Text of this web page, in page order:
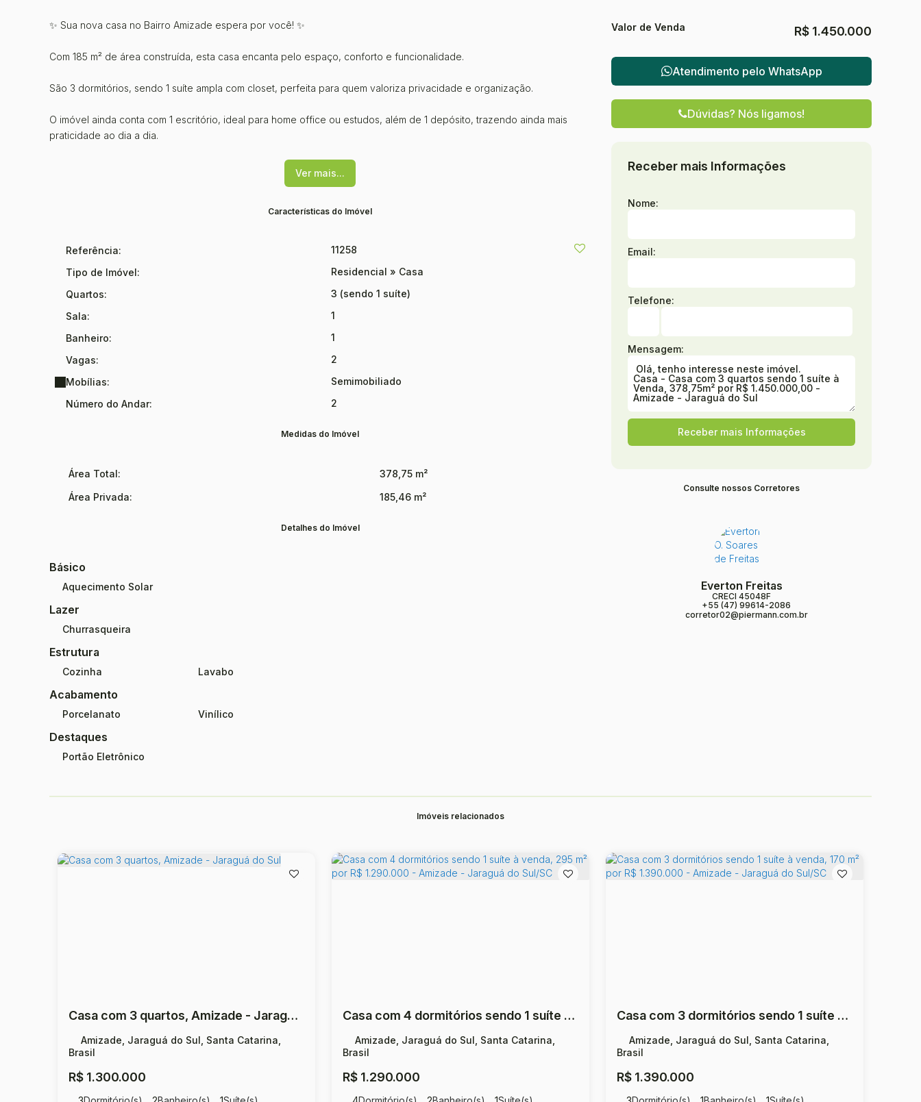
✨ Sua nova casa no Bairro Amizade espera por você! ✨
Com 185 m² de área construída, esta casa encanta pelo espaço, conforto e funcionalidade.
São 3 dormitórios, sendo 1 suíte ampla com closet, perfeita para quem valoriza privacidade e organização.
O imóvel ainda conta com 1 escritório, ideal para home office ou estudos, além de 1 depósito, trazendo ainda mais
praticidade ao dia a dia.
A área social é pensada para oferecer conforto e bem-estar, com excelente distribuição dos ambientes.
Para completar, a casa dispõe de 2 vagas de garagem cobertas e mais 2 vagas descobertas, atendendo
Ver mais...
Características do Imóvel
Referência:
11258
Tipo de Imóvel:
Residencial » Casa
Quartos:
3 (sendo 1 suíte)
Sala:
1
Banheiro:
1
Vagas:
2
Mobílias:
Semimobiliado
Número do Andar:
2
Medidas do Imóvel
Área Total:
378,75 m²
Área Privada:
185,46 m²
Detalhes do Imóvel
Básico
Aquecimento Solar
Lazer
Churrasqueira
Estrutura
Cozinha Lavabo
Acabamento
Porcelanato Vinílico
Destaques
Portão Eletrônico
R$ 1.450.000
Valor de Venda
Atendimento pelo WhatsApp
Dúvidas? Nós ligamos!
Receber mais Informações
Nome:
Email:
Telefone:
Mensagem:
Consulte nossos Corretores
Everton Freitas
CRECI 45048F
+55 (47) 99614-2086
corretor02@piermann.com.br
Imóveis relacionados
Casa com 3 quartos, Amizade - Jaraguá do Sul
R$ 1.300.000
Amizade, Jaraguá do Sul, Santa Catarina,
Brasil
Casa com 4 dormitórios sendo 1 suíte à venda, 295 m² por R$ 1.290.000 - Amizade - Jaraguá do Sul/SC
R$1.290.000
Amizade, Jaraguá do Sul, Santa Catarina,
Brasil
Casa com 3 dormitórios sendo 1 suíte à venda, 170 m² por R$ 1.390.000 - Amizade - Jaraguá do Sul/SC
R$1.390.000
Amizade, Jaraguá do Sul, Santa Catarina,
Brasil